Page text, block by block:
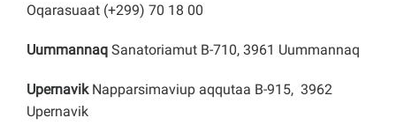
Oqarasuaat (+299) 70 18 00
Uummannaq Sanatoriamut B-710, 3961 Uummannaq
Upernavik Napparsimaviup aqqutaa B-915, 3962
Upernavik